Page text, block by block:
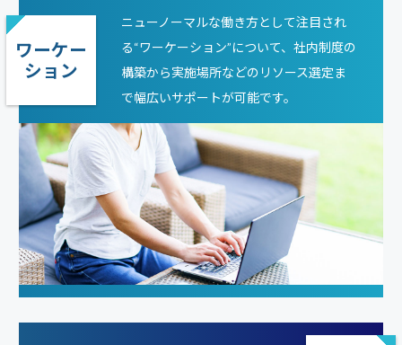
ワーケー
ション
ニューノーマルな働き方として注目され
る“ワーケーション”について、社内制度の
構築から実施場所などのリソース選定ま
で幅広いサポートが可能です。